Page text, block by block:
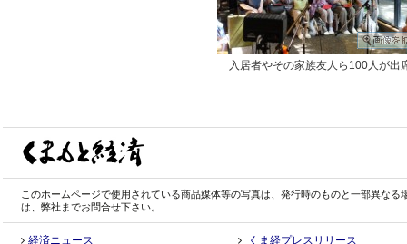
入居者やその家族友人ら100人が出
このホームページで使用されている商品媒体等の写真は、発行時のものと一部異な
は、弊社までお問合せ下さい。
経済ニュース くま経プレスリリース